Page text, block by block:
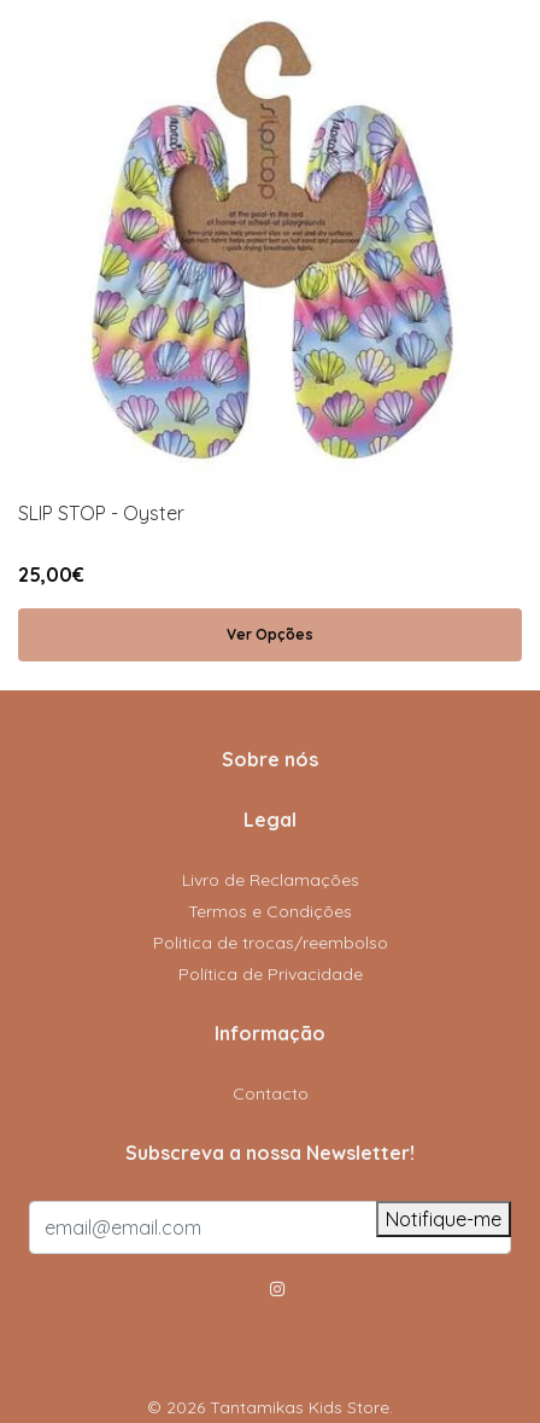
SLIP STOP - Oyster
25,00€
Ver Opções
Sobre nós
Legal
Livro de Reclamações
Termos e Condições
Politica de trocas/reembolso
Política de Privacidade
Informação
Contacto
Subscreva a nossa Newsletter!
Notifique-me
© 2026 Tantamikas Kids Store.